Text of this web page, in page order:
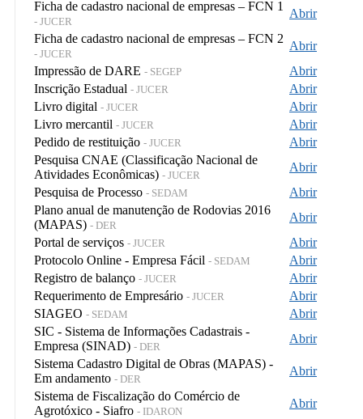
Ficha de cadastro nacional de empresas – FCN 1
- JUCER
Abrir
Ficha de cadastro nacional de empresas – FCN 2
- JUCER
Abrir
Impressão de DARE - SEGEP
Abrir
Inscrição Estadual - JUCER
Abrir
Livro digital - JUCER
Abrir
Livro mercantil - JUCER
Abrir
Pedido de restituição - JUCER
Abrir
Pesquisa CNAE (Classificação Nacional de
Atividades Econômicas) - JUCER
Abrir
Pesquisa de Processo - SEDAM
Abrir
Plano anual de manutenção de Rodovias 2016
(MAPAS) - DER
Abrir
Portal de serviços - JUCER
Abrir
Protocolo Online - Empresa Fácil - SEDAM
Abrir
Registro de balanço - JUCER
Abrir
Requerimento de Empresário - JUCER
Abrir
SIAGEO - SEDAM
Abrir
SIC - Sistema de Informações Cadastrais -
Empresa (SINAD) - DER
Abrir
Sistema Cadastro Digital de Obras (MAPAS) -
Em andamento - DER
Abrir
Sistema de Fiscalização do Comércio de
Agrotóxico - Siafro - IDARON
Abrir